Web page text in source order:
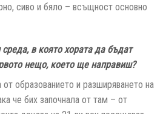
сиво и бяло – всъщност основно
в която хората да бъдат
нещо, което ще направиш?
от образованието и разширяването на
че бих започнала от там – от